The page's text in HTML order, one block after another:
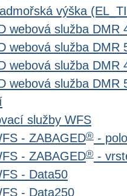
výška
webová služba DMR
webová služba DMR
webová služba DMR
webová služba DMR
služby WFS
- ZABAGED® -
- ZABAGED® -
- Data50
- Data250